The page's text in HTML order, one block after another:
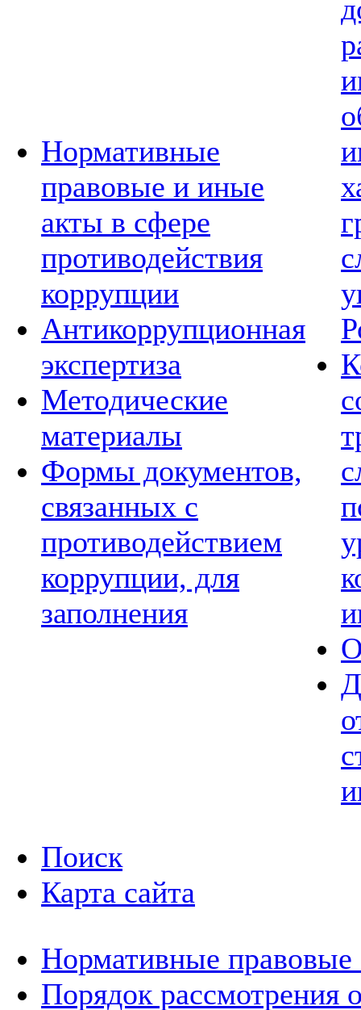
Нормативные
правовые и иные
акты в сфере
противодействия
коррупции
Антикоррупционная
экспертиза
Методические
материалы
Формы документов,
связанных с
противодействием
коррупции, для
заполнения
Поиск
Карта сайта
Нормативные правовые
Порядок рассмотрения